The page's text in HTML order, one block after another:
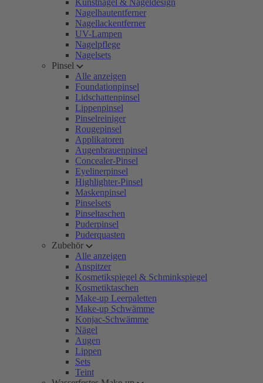
Kunstnägel & Nageldesign
Nagelhautentferner
Nagellackentferner
UV-Lampen
Nagelpflege
Nagelsets
Pinsel
Alle anzeigen
Foundationpinsel
Lidschattenpinsel
Lippenpinsel
Pinselreiniger
Rougepinsel
Applikatoren
Augenbrauenpinsel
Concealer-Pinsel
Eyelinerpinsel
Highlighter-Pinsel
Maskenpinsel
Pinselsets
Pinseltaschen
Puderpinsel
Puderquasten
Zubehör
Alle anzeigen
Anspitzer
Kosmetikspiegel & Schminkspiegel
Kosmetiktaschen
Make-up Leerpaletten
Make-up Schwämme
Konjac-Schwämme
Nägel
Augen
Lippen
Sets
Teint